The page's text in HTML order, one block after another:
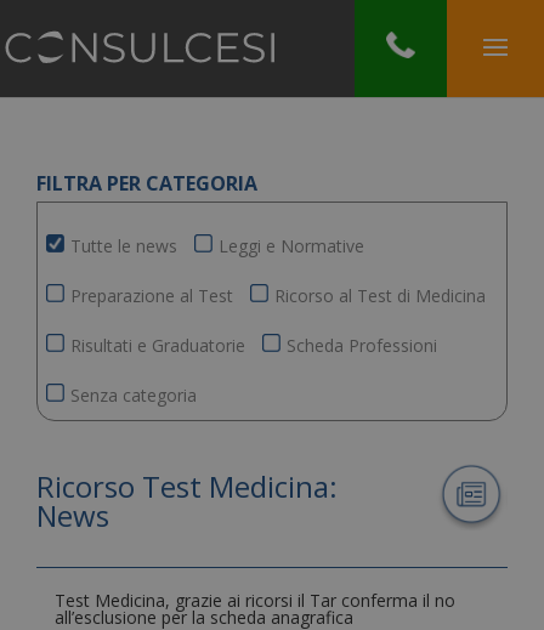
FILTRA PER CATEGORIA
Tutte le news Leggi e Normative
Preparazione al Test Ricorso al Test di Medicina
Risultati e Graduatorie Scheda Professioni
Senza categoria
Ricorso Test Medicina:
News
Test Medicina, grazie ai ricorsi il Tar conferma il no
all’esclusione per la scheda anagrafica